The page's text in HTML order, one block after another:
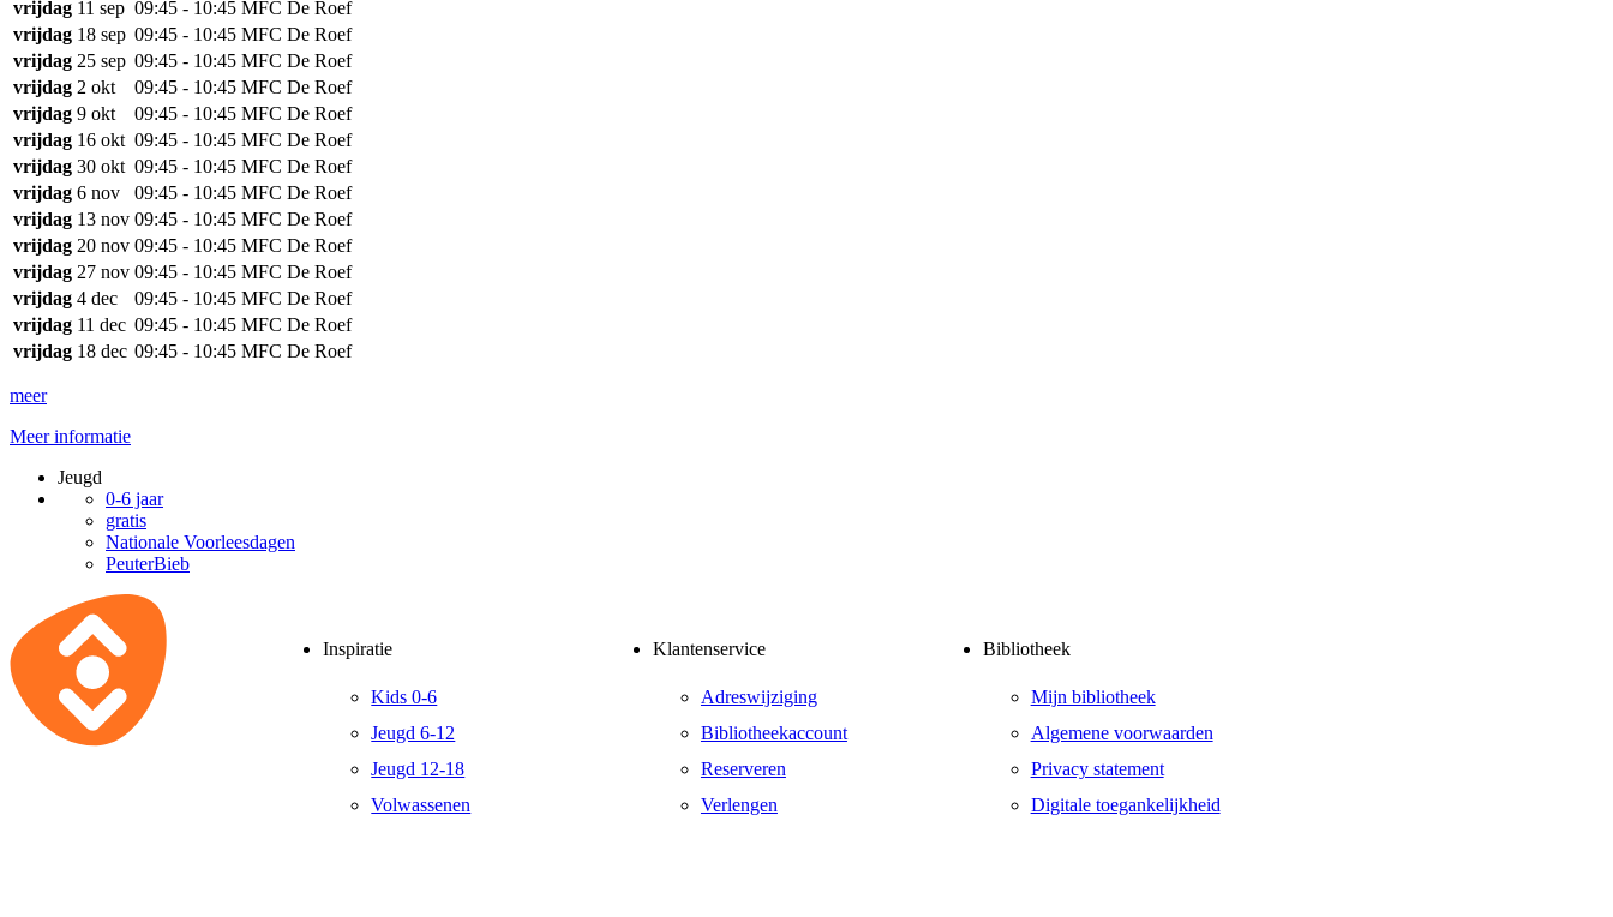
vrijdag 11 sep 09:45 - 10:45 MFC De Roef
vrijdag 18 sep 09:45 - 10:45 MFC De Roef
vrijdag 25 sep 09:45 - 10:45 MFC De Roef
vrijdag 2 okt 09:45 - 10:45 MFC De Roef
vrijdag 9 okt 09:45 - 10:45 MFC De Roef
vrijdag 16 okt 09:45 - 10:45 MFC De Roef
vrijdag 30 okt 09:45 - 10:45 MFC De Roef
vrijdag 6 nov 09:45 - 10:45 MFC De Roef
vrijdag 13 nov 09:45 - 10:45 MFC De Roef
vrijdag 20 nov 09:45 - 10:45 MFC De Roef
vrijdag 27 nov 09:45 - 10:45 MFC De Roef
vrijdag 4 dec 09:45 - 10:45 MFC De Roef
vrijdag 11 dec 09:45 - 10:45 MFC De Roef
vrijdag 18 dec 09:45 - 10:45 MFC De Roef
meer
Meer informatie
Jeugd
0-6 jaar
gratis
Nationale Voorleesdagen
PeuterBieb
Inspiratie
Kids 0-6
Jeugd 6-12
Jeugd 12-18
Volwassenen
Klantenservice
Adreswijziging
Bibliotheekaccount
Reserveren
Verlengen
Bibliotheek
Mijn bibliotheek
Algemene voorwaarden
Privacy statement
Digitale toegankelijkheid